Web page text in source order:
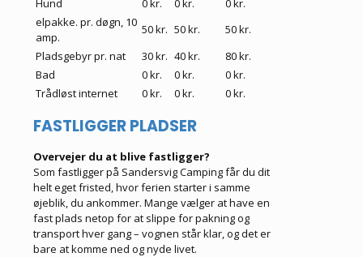
Hund
0 kr. 0 kr.
0 kr.
elpakke. pr. døgn, 10
amp.
50 kr. 50 kr.
50 kr.
Pladsgebyr pr. nat
30 kr. 40 kr.
80 kr.
Bad
0 kr. 0 kr.
0 kr.
Trådløst internet
0 kr. 0 kr. 0 kr.
FASTLIGGER PLADSER
Overvejer du at blive fastligger?
Som fastligger på Sandersvig Camping får du dit
helt eget fristed, hvor ferien starter i samme
øjeblik, du ankommer. Mange vælger at have en
fast plads netop for at slippe for pakning og
transport hver gang – vognen står klar, og det er
bare at komme ned og nyde livet.